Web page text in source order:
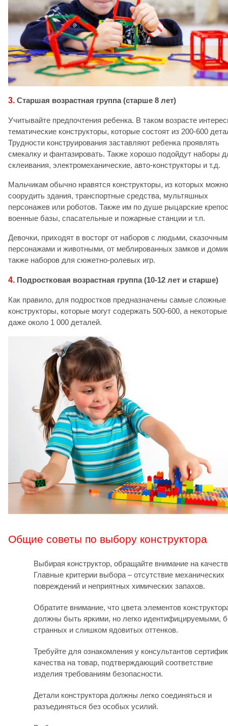
3. Старшая возрастная группа (старше 8 лет)
Учитывайте предпочтения ребенка. В таком возрасте
тематические конструкторы, которые состоят из 200-600
Трудности конструирования заставляют ребенка проявлять
смекалку и фантазировать. Также хорошо подойдут наборы
склеивания, электромеханические, авто-конструкторы и т.д.
Мальчикам обычно нравятся конструкторы, из которых можно
соорудить здания, транспортные средства, мультяшных
персонажев или роботов. Также им по душе рыцарские
военные базы, спасательные и пожарные станции и т.п.
Девочки, приходят в восторг от наборов с людьми,
персонажами и животными, от меблированных замков и
также наборов для сюжетно-ролевых игр.
4. Подростковая возрастная группа (10-12 лет и старше)
Как правило, для подростков предназначены самые сложные
конструкторы, которые могут содержать 500-600, а некоторые
даже около 1 000 деталей.
Общие советы по выбору конструктора
Выбирая конструктор, обращайте внимание на
Главные критерии выбора – отсутствие механических
повреждений и неприятных химических запахов.
Обратите внимание, что цвета элементов
должны быть яркими, но легко идентифицируемыми,
странных и слишком ядовитых оттенков.
Требуйте для ознакомления у консультантов
качества на товар, подтверждающий соответствие
изделия требованиям безопасности.
Детали конструктора должны легко соединяться и
разъединяться без особых усилий.